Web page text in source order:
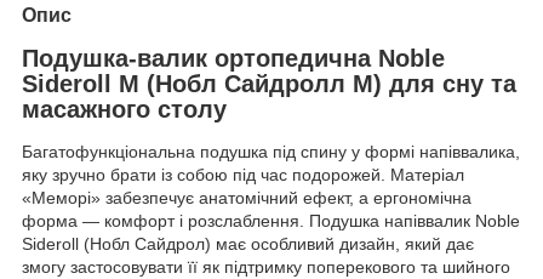
Опис
Подушка-валик ортопедична Noble
Sideroll M (Нобл Сайдролл М) для сну та
масажного столу
Багатофункціональна подушка під спину у формі напіввалика,
яку зручно брати із собою під час подорожей. Матеріал
«Меморі» забезпечує анатомічний ефект, а ергономічна
форма — комфорт і розслаблення. Подушка напіввалик Noble
Sideroll (Нобл Сайдрол) має особливий дизайн, який дає
змогу застосовувати її як підтримку поперекового та шийного